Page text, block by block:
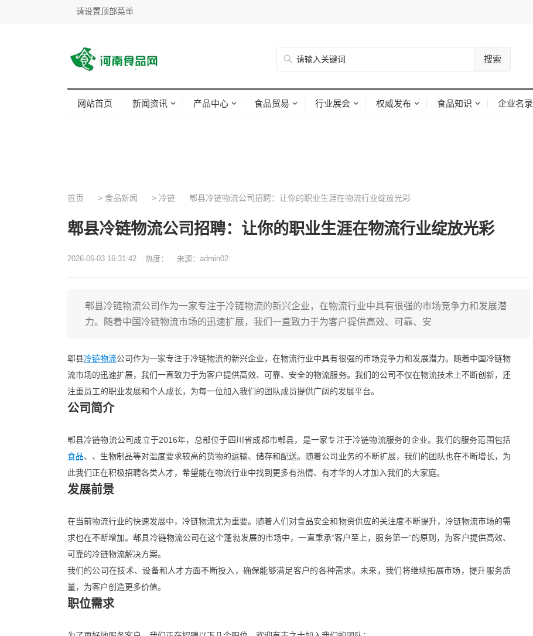
请设置顶部菜单
搜索
网站首页 新闻资讯 产品中心 食品贸易 行业展会 权威发布 食品知识 企业名录
首页 > 食品新闻 > 冷链 郫县冷链物流公司招聘：让你的职业生涯在物流行业绽放光彩
郫县冷链物流公司招聘：让你的职业生涯在物流行业绽放光彩
2026-06-03 16:31:42 热度： 来源：admin02
郫县冷链物流公司作为一家专注于冷链物流的新兴企业，在物流行业中具有很强的市场竞争力和发展潜
力。随着中国冷链物流市场的迅速扩展，我们一直致力于为客户提供高效、可靠、安
郫县冷链物流公司作为一家专注于冷链物流的新兴企业，在物流行业中具有很强的市场竞争力和发展潜力。随着中国冷链物
流市场的迅速扩展，我们一直致力于为客户提供高效、可靠、安全的物流服务。我们的公司不仅在物流技术上不断创新，还
注重员工的职业发展和个人成长，为每一位加入我们的团队成员提供广阔的发展平台。
公司简介
郫县冷链物流公司成立于2016年，总部位于四川省成都市郫县，是一家专注于冷链物流服务的企业。我们的服务范围包括
食品、、生物制品等对温度要求较高的货物的运输、储存和配送。随着公司业务的不断扩展，我们的团队也在不断增长，为
此我们正在积极招聘各类人才，希望能在物流行业中找到更多有热情、有才华的人才加入我们的大家庭。
发展前景
在当前物流行业的快速发展中，冷链物流尤为重要。随着人们对食品安全和物资供应的关注度不断提升，冷链物流市场的需
求也在不断增加。郫县冷链物流公司在这个蓬勃发展的市场中，一直秉承“客户至上，服务第一”的原则，为客户提供高效、
可靠的冷链物流解决方案。
我们的公司在技术、设备和人才方面不断投入，确保能够满足客户的各种需求。未来，我们将继续拓展市场，提升服务质
量，为客户创造更多价值。
职位需求